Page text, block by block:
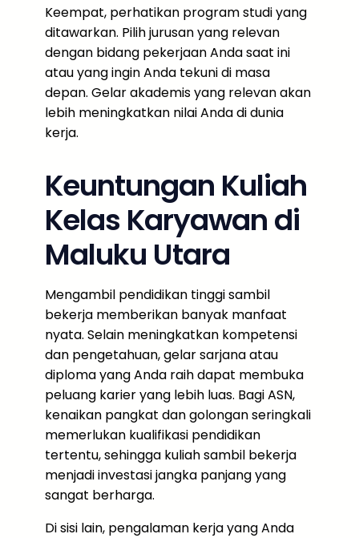
Keempat, perhatikan program studi yang
ditawarkan. Pilih jurusan yang relevan
dengan bidang pekerjaan Anda saat ini
atau yang ingin Anda tekuni di masa
depan. Gelar akademis yang relevan akan
lebih meningkatkan nilai Anda di dunia
kerja.
Keuntungan Kuliah
Kelas Karyawan di
Maluku Utara
Mengambil pendidikan tinggi sambil
bekerja memberikan banyak manfaat
nyata. Selain meningkatkan kompetensi
dan pengetahuan, gelar sarjana atau
diploma yang Anda raih dapat membuka
peluang karier yang lebih luas. Bagi ASN,
kenaikan pangkat dan golongan seringkali
memerlukan kualifikasi pendidikan
tertentu, sehingga kuliah sambil bekerja
menjadi investasi jangka panjang yang
sangat berharga.
Di sisi lain, pengalaman kerja yang Anda